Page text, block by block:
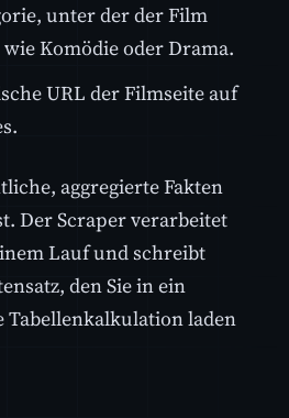
unter der der Film
Komödie oder Drama.
URL der Filmseite auf
aggregierte Fakten
Der Scraper verarbeitet
Lauf und schreibt
den Sie in ein
Tabellenkalkulation laden